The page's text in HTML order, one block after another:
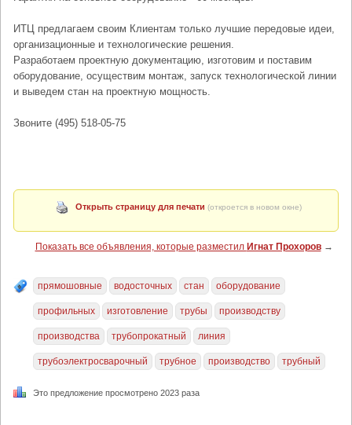
ИТЦ предлагаем своим Клиентам только лучшие передовые идеи,
организационные и технологические решения.
Разработаем проектную документацию, изготовим и поставим
оборудование, осуществим монтаж, запуск технологической линии
и выведем стан на проектную мощность.
Звоните (495) 518-05-75
Открыть страницу для печати (откроется в новом окне)
Показать все объявления, которые разместил Игнат Прохоров→
прямошовные водосточных стан оборудование
профильных изготовление трубы производству
производства трубопрокатный линия
трубоэлектросварочный трубное производство трубный
Это предложение просмотрено 2023 раза